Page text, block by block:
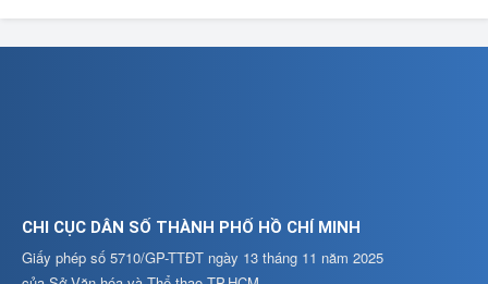
CHI CỤC DÂN SỐ THÀNH PHỐ HỒ CHÍ MINH
Giấy phép số 5710/GP-TTĐT ngày 13 tháng 11 năm 2025